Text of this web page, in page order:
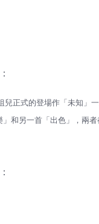
正式的登場作「未知」
和另一首「出色」，兩